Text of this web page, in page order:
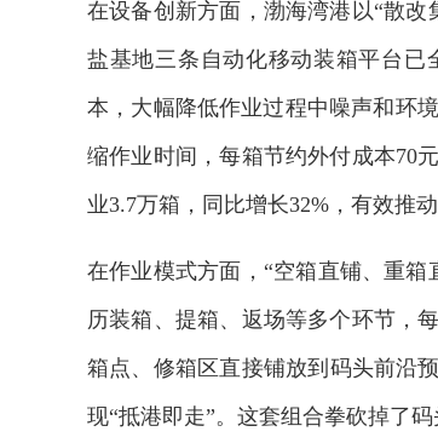
在设备创新方面，渤海湾港以“散
盐基地三条自动化移动装箱平台已
本，大幅降低作业过程中噪声和环
缩作业时间，每箱节约外付成本70
业3.7万箱，同比增长32%，有效推
在作业模式方面，“空箱直铺、重
历装箱、提箱、返场等多个环节，
箱点、修箱区直接铺放到码头前沿
现“抵港即走”。这套组合拳砍掉了